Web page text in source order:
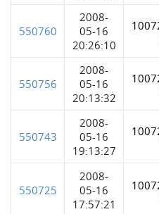
550760
2008-
05-16
20:26:10
550756
2008-
05-16
20:13:32
550743
2008-
05-16
19:13:27
550725
2008-
05-16
17:57:21